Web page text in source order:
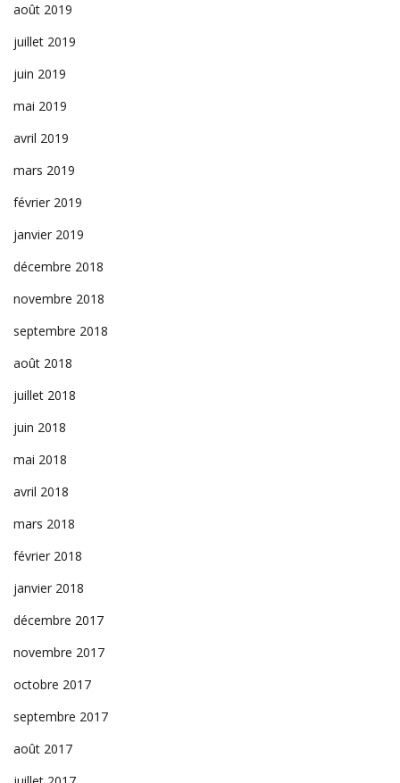
août 2019
juillet 2019
juin 2019
mai 2019
avril 2019
mars 2019
février 2019
janvier 2019
décembre 2018
novembre 2018
septembre 2018
août 2018
juillet 2018
juin 2018
mai 2018
avril 2018
mars 2018
février 2018
janvier 2018
décembre 2017
novembre 2017
octobre 2017
septembre 2017
août 2017